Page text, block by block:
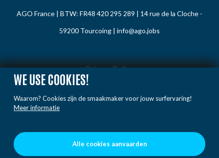
WE USE COOKIES!
Waarom? Cookies zijn de smaakmaker voor jouw surfervaring!
Meer informatie
Alle cookies aanvaarden
AGO France | BTW: FR48 420 295 289 | 14 rue de la Cloche -
59200 Tourcoing | info@ago.jobs
Privacy Policy
Cookie Policy
Gedragsregels
Voorwaarden